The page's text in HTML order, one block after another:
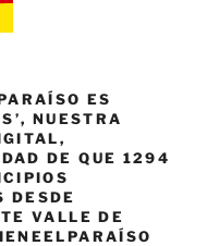
ES
NUESTRA
DE QUE 1294
DESDE
VALLE DE